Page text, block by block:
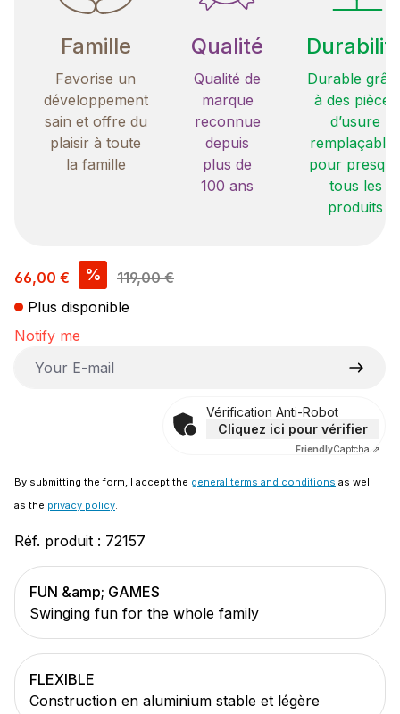
Famille
Favorise un
développement
sain et offre du
plaisir à toute
la famille
Qualité
Qualité de
marque
reconnue
depuis
plus de
100 ans
Durable
à des pièces
d’usure
remplaçables
pour
tous les
produits
Prix de vente :
66,00 € %
119,00 €
Plus disponible
Notify me
Vérification Anti-Robot
Cliquez ici pour vérifier
FriendlyCaptcha ⇗
By submitting the form, I accept the general terms and conditions as well
as the privacy policy.
Réf. produit : 72157
FUN &amp; GAMES
Swinging fun for the whole family
FLEXIBLE
Construction en aluminium stable et légère